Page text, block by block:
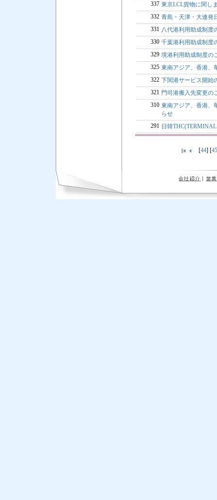
337 東京LCL貨物に関し
332 青島・天津・大連発
331 八代港利用助成制度
330 千葉港利用助成制度
329 境港利用助成制度の
325 東南アジア、香港、
322 下関港サービス開始
321 門司港搬入先変更の
310 東南アジア、香港、
らせ
291 日韓
[44] [45